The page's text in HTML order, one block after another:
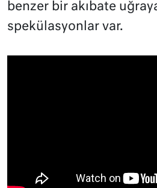
benzer bir akıbate
spekülasyonlar var.